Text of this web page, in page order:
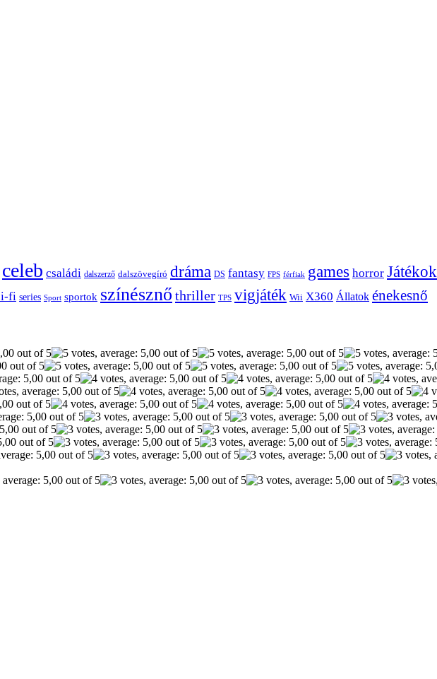
celeb családi dalszerző dalszövegíró dráma DS fantasy FPS férfiak games horror Játékok
fi series Sport sportok színésznő thriller TPS vigjáték Wii X360 Állatok énekesnő